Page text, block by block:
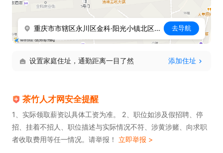
重庆市市辖区永川区金科·阳光小镇北区5号门东50米 去导航
设置家庭住址，通勤距离一目了然 添加住址
茶竹人才网安全提醒
1、实际领取薪资以具体工资为准。 2、职位如涉及假招聘、停
招、挂着不招人、职位描述与实际情况不符、涉黄涉赌、向求职
者收取费用等任一情况。请举报！ 立即举报 >